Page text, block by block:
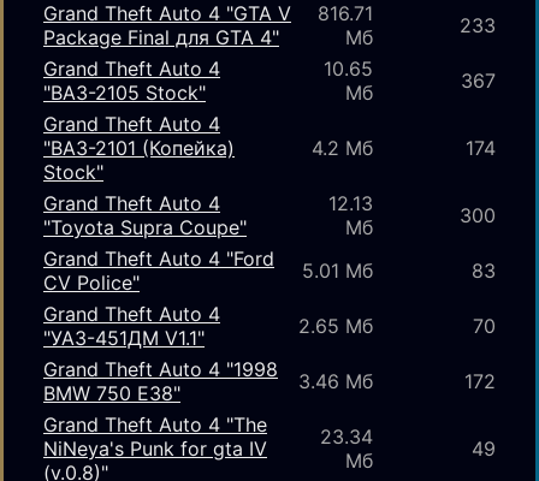
Grand Theft Auto 4 "GTA V
Package Final для GTA 4"
816.71
Мб
233
Grand Theft Auto 4
"ВАЗ-2105 Stock"
10.65
Мб
367
Grand Theft Auto 4
"ВАЗ-2101 (Копейка)
Stock"
4.2 Мб 174
Grand Theft Auto 4
"Toyota Supra Coupe"
12.13
Мб
300
Grand Theft Auto 4 "Ford
CV Police"
5.01 Мб
83
Grand Theft Auto 4
"УАЗ-451ДМ V1.1"
2.65 Мб
70
Grand Theft Auto 4 "1998
BMW 750 E38"
3.46 Мб
172
Grand Theft Auto 4 "The
NiNeya's Punk for gta IV
(v.0.8)"
23.34
Мб
49